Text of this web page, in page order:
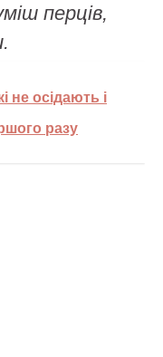
перців,
не осідають і
разу